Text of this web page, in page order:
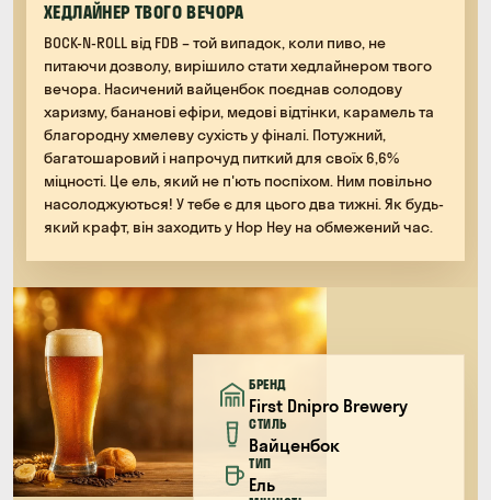
ХЕДЛАЙНЕР ТВОГО ВЕЧОРА
BOCK-N-ROLL від FDB – той випадок, коли пиво, не
питаючи дозволу, вирішило стати хедлайнером твого
вечора. Насичений вайценбок поєднав солодову
харизму, бананові ефіри, медові відтінки, карамель та
благородну хмелеву сухість у фіналі. Потужний,
багатошаровий і напрочуд питкий для своїх 6,6%
міцності. Це ель, який не п'ють поспіхом. Ним повільно
насолоджуються! У тебе є для цього два тижні. Як будь-
який крафт, він заходить у Hop Hey на обмежений час.
БРЕНД
First Dnipro Brewery
СТИЛЬ
Вайценбок
ТИП
Ель